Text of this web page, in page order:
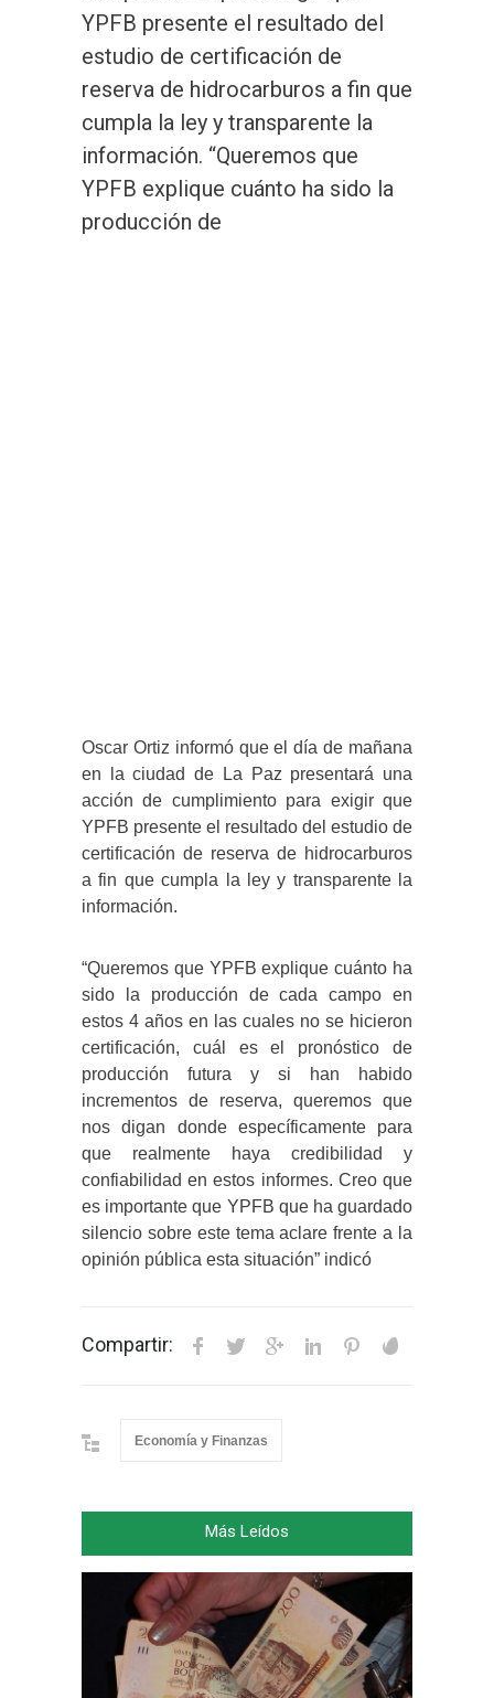
YPFB presente el resultado del
estudio de certificación de
reserva de hidrocarburos a fin que
cumpla la ley y transparente la
información. “Queremos que
YPFB explique cuánto ha sido la
producción de
Oscar Ortiz informó que el día de mañana
en la ciudad de La Paz presentará una
acción de cumplimiento para exigir que
YPFB presente el resultado del estudio de
certificación de reserva de hidrocarburos
a fin que cumpla la ley y transparente la
información.
“Queremos que YPFB explique cuánto ha
sido la producción de cada campo en
estos 4 años en las cuales no se hicieron
certificación, cuál es el pronóstico de
producción futura y si han habido
incrementos de reserva, queremos que
nos digan donde específicamente para
que realmente haya credibilidad y
confiabilidad en estos informes. Creo que
es importante que YPFB que ha guardado
silencio sobre este tema aclare frente a la
opinión pública esta situación” indicó
Compartir:
Economía y Finanzas
Más Leídos